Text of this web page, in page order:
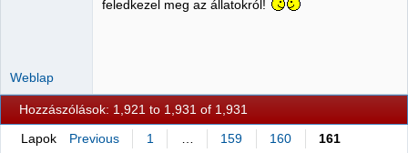
feledkezel meg az állatokról!
Weblap
Hozzászólások: 1,921 to 1,931 of 1,931
Lapok Previous 1 159 160 161